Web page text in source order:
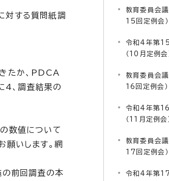
対する質問紙調
たか、PDCA
4、調査結果の
数値について
願いします。網
の前回調査の本
教育委員会
15回定例会）
令和4年第
（10月定例会
教育委員会
16回定例会）
令和4年第
（11月定例会
教育委員会
17回定例会）
令和4年第